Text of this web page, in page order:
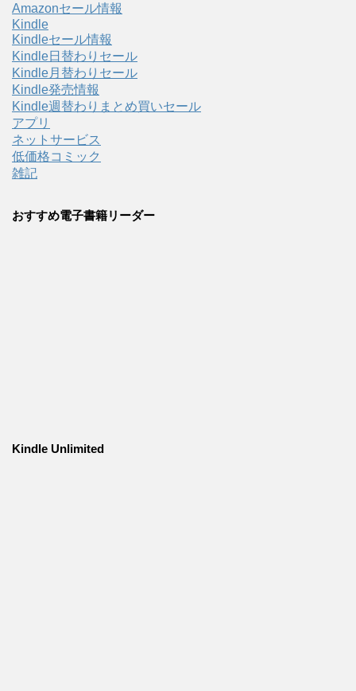
Amazonセール情報
Kindle
Kindleセール情報
Kindle日替わりセール
Kindle月替わりセール
Kindle発売情報
Kindle週替わりまとめ買いセール
アプリ
ネットサービス
低価格コミック
雑記
おすすめ電子書籍リーダー
Kindle Unlimited